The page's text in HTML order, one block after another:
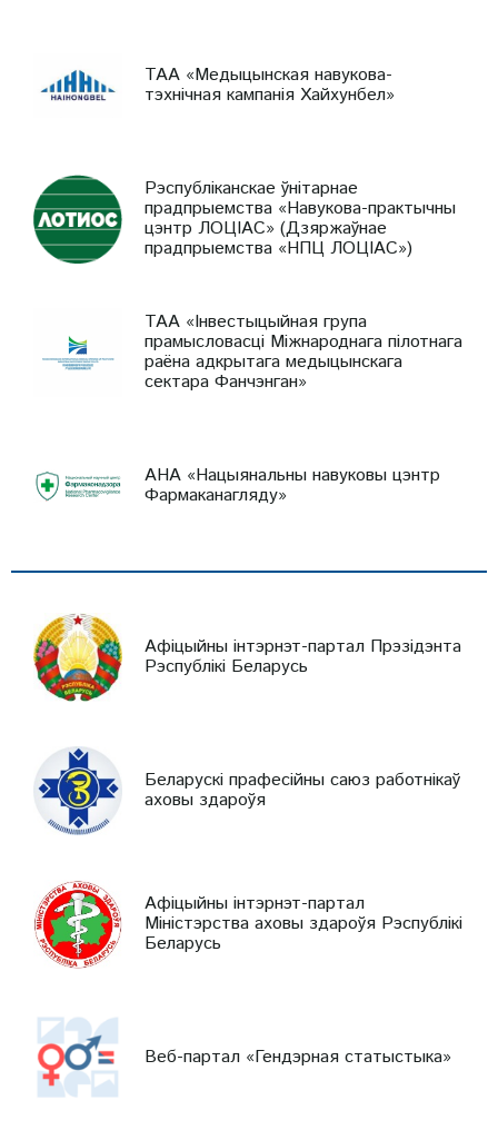
ТАА «Медыцынская навукова-
тэхнічная кампанія Хайхунбел»
Рэспубліканскае ўнітарнае
прадпрыемства «Навукова-практычны
цэнтр ЛОЦІАС» (Дзяржаўнае
прадпрыемства «НПЦ ЛОЦІАС»)
ТАА «Інвестыцыйная група
прамысловасці Міжнароднага пілотнага
раёна адкрытага медыцынскага
сектара Фанчэнган»
АНА «Нацыянальны навуковы цэнтр
Фармаканагляду»
Афіцыйны інтэрнэт-партал Прэзідэнта
Рэспублікі Беларусь
Беларускі прафесійны саюз работнікаў
аховы здароўя
Афіцыйны інтэрнэт-партал
Міністэрства аховы здароўя Рэспублікі
Беларусь
Веб-партал «Гендэрная статыстыка»